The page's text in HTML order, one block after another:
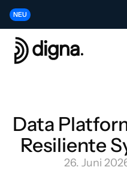
NEURelease 2026.06 - Data
NEUTragen Sie zur Zukunft der KI-
Data
Resiliente
26. Juni